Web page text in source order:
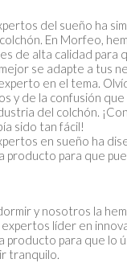
del sueño ha
En Morfeo,
de alta calidad para
se adapte a tus
en el tema.
y de la confusión que
del colchón.
sido tan fácil!
en sueño ha
producto para que
y nosotros la
líder en
producto para que lo
tranquilo.